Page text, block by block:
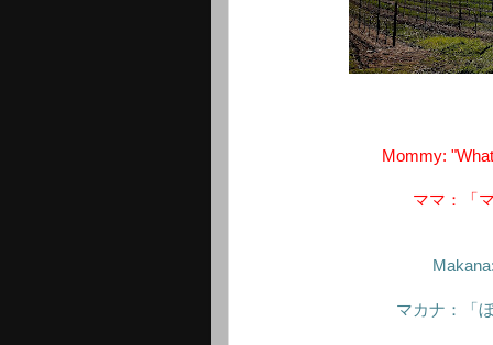
Mommy:
ママ：「
マカナ：